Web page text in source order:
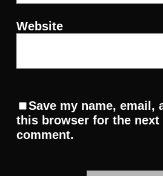
Website
Save my name, email,
this browser for the next
comment.